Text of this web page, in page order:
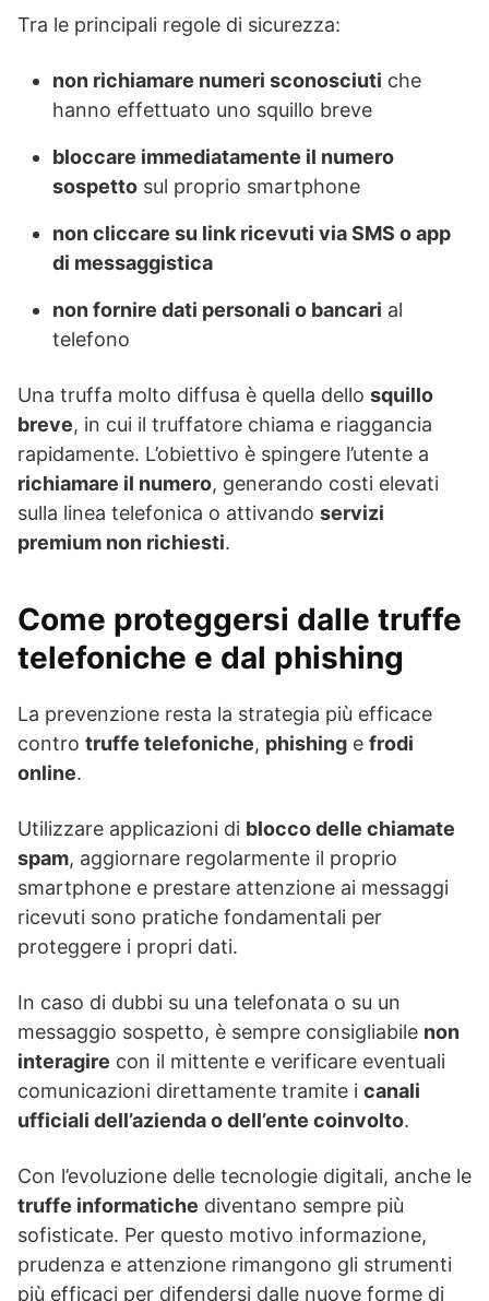
Tra le principali regole di sicurezza:
non richiamare numeri sconosciuti che
hanno effettuato uno squillo breve
bloccare immediatamente il numero
sospetto sul proprio smartphone
non cliccare su link ricevuti via SMS o app
di messaggistica
non fornire dati personali o bancari al
telefono
Una truffa molto diffusa è quella dello squillo
breve, in cui il truffatore chiama e riaggancia
rapidamente. L’obiettivo è spingere l’utente a
richiamare il numero, generando costi elevati
sulla linea telefonica o attivando servizi
premium non richiesti.
Come proteggersi dalle truffe
telefoniche e dal phishing
La prevenzione resta la strategia più efficace
contro truffe telefoniche, phishing e frodi
online.
Utilizzare applicazioni di blocco delle chiamate
spam, aggiornare regolarmente il proprio
smartphone e prestare attenzione ai messaggi
ricevuti sono pratiche fondamentali per
proteggere i propri dati.
In caso di dubbi su una telefonata o su un
messaggio sospetto, è sempre consigliabile non
interagire con il mittente e verificare eventuali
comunicazioni direttamente tramite i canali
ufficiali dell’azienda o dell’ente coinvolto.
Con l’evoluzione delle tecnologie digitali, anche le
truffe informatiche diventano sempre più
sofisticate. Per questo motivo informazione,
prudenza e attenzione rimangono gli strumenti
più efficaci per difendersi dalle nuove forme di